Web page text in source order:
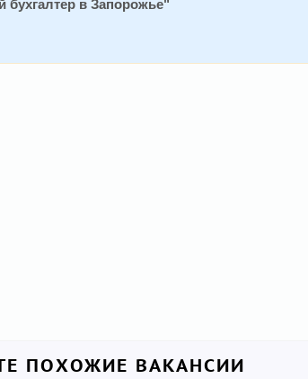
бухгалтер в Запорожье"
ПОХОЖИЕ ВАКАНСИИ